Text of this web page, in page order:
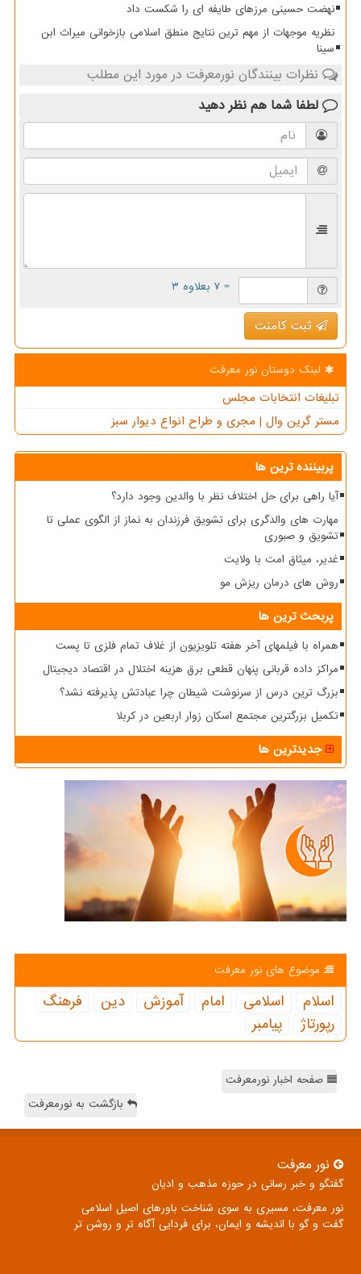
نهضت حسینی مرزهای طایفه ای را شکست داد
نظریه موجهات از مهم ترین نتایج منطق اسلامی بازخوانی میراث ابن
سینا
نظرات بینندگان نورمعرفت در مورد این مطلب
لطفا شما هم نظر دهید
= ۷ بعلاوه ۳
ثبت کامنت
لینک دوستان نور معرفت
تبلیغات انتخابات مجلس
مستر گرین وال | مجری و طراح انواع دیوار سبز
پربیننده ترین ها
آیا راهی برای حل اختلاف نظر با والدین وجود دارد؟
مهارت های والدگری برای تشویق فرزندان به نماز از الگوی عملی تا
تشویق و صبوری
غدیر، میثاق امت با ولایت
روش های درمان ریزش مو
پربحث ترین ها
همراه با فیلمهای آخر هفته تلویزیون از غلاف تمام فلزی تا پست
مراکز داده قربانی پنهان قطعی برق هزینه اختلال در اقتصاد دیجیتال
بزرگ ترین درس از سرنوشت شیطان چرا عبادتش پذیرفته نشد؟
تکمیل بزرگترین مجتمع اسکان زوار اربعین در کربلا
جدیدترین ها
موضوع های نور معرفت
اسلام اسلامی امام آموزش دین
فرهنگ
رپورتاژ
پیامبر
صفحه اخبار نورمعرفت
بازگشت به نورمعرفت
نور معرفت
گفتگو و خبر رسانی در حوزه مذهب و ادیان
نور معرفت، مسیری به سوی شناخت باورهای اصیل اسلامی
گفت و گو با اندیشه و ایمان، برای فردایی آگاه تر و روشن تر